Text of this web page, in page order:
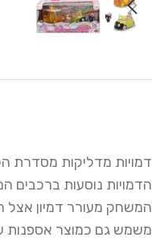
דמויות מדליקות מסדרת
הדמויות נוסעות ברכבים
המשחק מעורר דמיון אצל
משמש גם כמוצר